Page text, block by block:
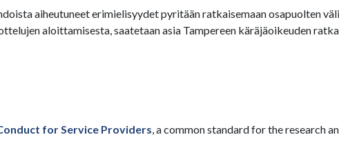
aiheutuneet erimielisyydet pyritään ratkaisemaan osapuolten
aloittamisesta, saatetaan asia Tampereen käräjäoikeuden
for Service Providers, a common standard for the research